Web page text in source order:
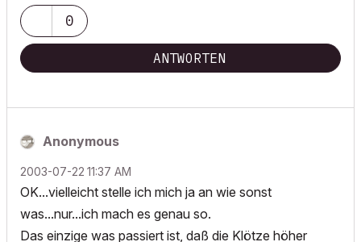
0
ANTWORTEN
Anonymous
‎2003-07-22 11:37 AM
OK...vielleicht stelle ich mich ja an wie sonst
was...nur...ich mach es genau so.
Das einzige was passiert ist, daß die Klötze höher